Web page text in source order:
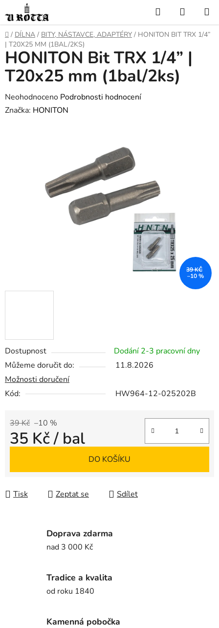
na
obsah
Hledat
KOŠÍK
DOMŮ
/ DÍLNA / BITY, NÁSTAVCE, ADAPTÉRY / HONITON BIT TRX 1/4”
| T20X25 MM (1BAL/2KS)
Dostupnost
Dodání 2-3 pracovní dny
Můžeme doručit do:
11.8.2026
Možnosti doručení
Kód:
HW964-12-025202B
39 Kč –10 %
35 Kč/ bal
DO KOŠÍKU
Tisk Zeptat se Sdílet
HONITON Bit TRX 1/4” |
T20x25 mm (1bal/2ks)
Průměrné
hodnocení
Neohodnoceno Podrobnosti hodnocení
Značka: HONITON
39 KČ
–10 %
Doprava zdarma
nad 3 000 Kč
Tradice a kvalita
od roku 1840
Kamenná pobočka